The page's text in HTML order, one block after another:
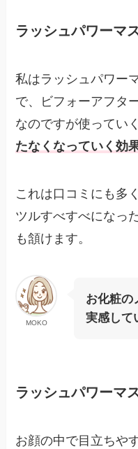
ラッシュパワーマ
私はラッシュパワー
で、ビフォーアフタ
なのですが使ってい
たなくなっていく効
これは口コミにも多
ツルすべすべになっ
も頷けます。
MOKO
お化粧の
実感して
ラッシュパワーマ
お顔の中で目立ちや